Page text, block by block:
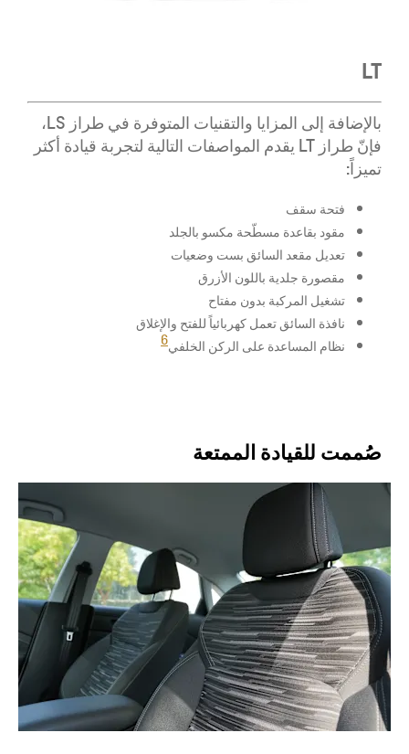
LT
بالإضافة إلى المزايا والتقنيات المتوفرة في طراز LS،
فإنّ طراز LT يقدم المواصفات التالية لتجربة قيادة أكثر
تميزاً:
فتحة سقف
مقود بقاعدة مسطّحة مكسو بالجلد
تعديل مقعد السائق بست وضعيات
مقصورة جلدية باللون الأزرق
تشغيل المركبة بدون مفتاح
نافذة السائق تعمل كهربائياً للفتح والإغلاق
نظام المساعدة على الركن الخلفي6
صُممت للقيادة الممتعة